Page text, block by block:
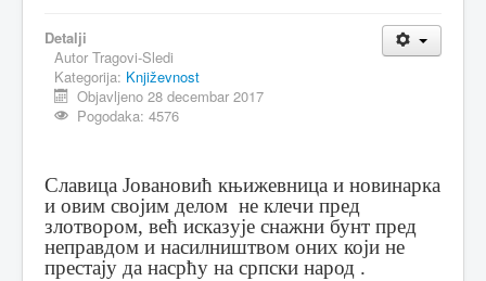
Detalji
Autor Tragovi-Sledi
Kategorija: Književnost
Objavljeno 28 decembar 2017
Pogodaka: 4576
Славица Јовановић књижевница и новинарка
и овим својим делом не клечи пред
злотвором, већ исказује снажни бунт пред
неправдом и насилништвом оних који не
престају да насрћу на српски народ .